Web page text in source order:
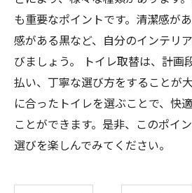
も重要なポイントです。清潔感が
感がある黒など、自分のインテリ
びましょう。 トイレ取替は、計画
払い、丁寧な選び方をすることが
に合ったトイレを選ぶことで、快
ことができます。是非、このポイ
選びを楽しんでみてください。